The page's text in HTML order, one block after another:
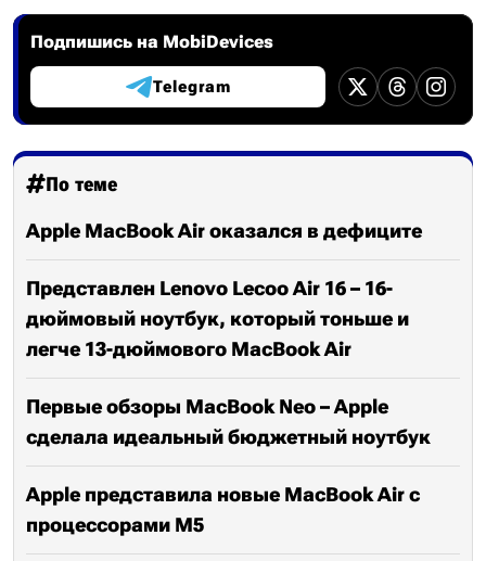
Подпишись на MobiDevices
Telegram
По теме
Apple MacBook Air оказался в дефиците
Представлен Lenovo Lecoo Air 16 – 16-
дюймовый ноутбук, который тоньше и
легче 13-дюймового MacBook Air
Первые обзоры MacBook Neo – Apple
сделала идеальный бюджетный ноутбук
Apple представила новые MacBook Air с
процессорами M5